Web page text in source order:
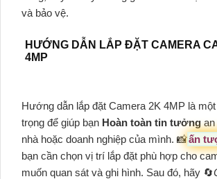
và bảo vệ.
HƯỚNG DẪN LẮP ĐẶT CAMERA
4MP
Hướng dẫn lắp đặt Camera 2K 4MP là
trọng để giúp bạn Hoàn toàn tin tưởngan
nhà hoặc doanh nghiệp của mình. 📸ấn
bạn cần chọn vị trí lắp đặt phù hợp cho
muốn quan sát và ghi hình. Sau đó, hãy 🔄